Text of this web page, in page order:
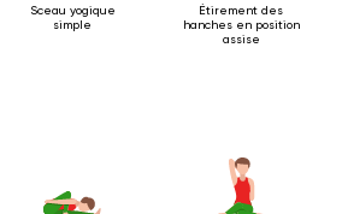
Sceau yogique
simple
Étirement des
hanches en position
assise